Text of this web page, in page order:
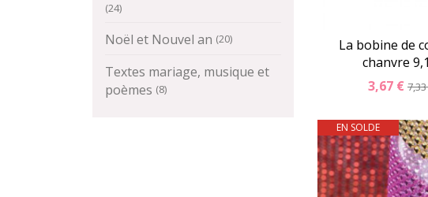
(24)
Noël et Nouvel an (20)
Textes mariage, musique et
poèmes (8)
La bobine de
chanvre
3,67 €
Détails
EN SOLDE